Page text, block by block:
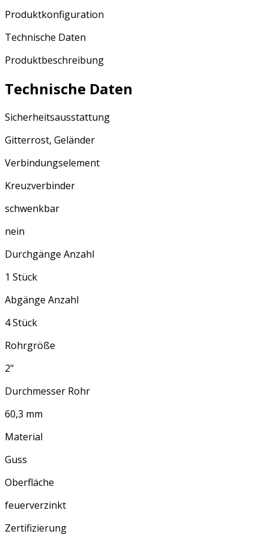
Produktkonfiguration
Technische Daten
Produktbeschreibung
Technische Daten
Sicherheitsausstattung
Gitterrost, Geländer
Verbindungselement
Kreuzverbinder
schwenkbar
nein
Durchgänge Anzahl
1 Stück
Abgänge Anzahl
4 Stück
Rohrgröße
2"
Durchmesser Rohr
60,3 mm
Material
Guss
Oberfläche
feuerverzinkt
Zertifizierung